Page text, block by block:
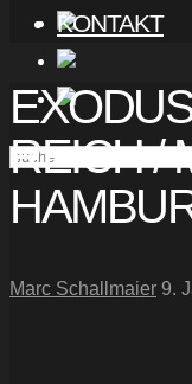
KONTAKT
REICH /
Marc Schallmaier 9.